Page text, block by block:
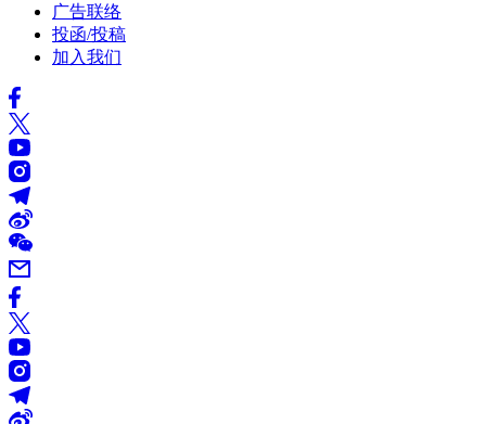
广告联络
投函/投稿
加入我们